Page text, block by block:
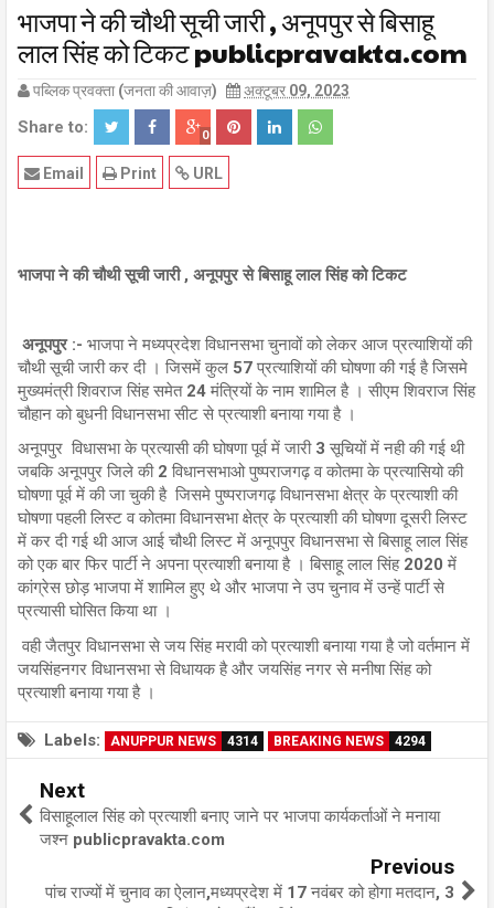
भाजपा ने की चौथी सूची जारी , अनूपपुर से बिसाहू
लाल सिंह को टिकट publicpravakta.com
पब्लिक प्रवक्ता (जनता की आवाज़) अक्टूबर 09, 2023
Share to: 0
URL
Print
Email
भाजपा ने की चौथी सूची जारी , अनूपपुर से बिसाहू लाल सिंह को टिकट
अनूपपुर :- भाजपा ने मध्यप्रदेश विधानसभा चुनावों को लेकर आज प्रत्याशियों की
चौथी सूची जारी कर दी । जिसमें कुल 57 प्रत्याशियों की घोषणा की गई है जिसमे
मुख्यमंत्री शिवराज सिंह समेत 24 मंत्रियों के नाम शामिल है । सीएम शिवराज सिंह
चौहान को बुधनी विधानसभा सीट से प्रत्याशी बनाया गया है ।
अनूपपुर विधासभा के प्रत्यासी की घोषणा पूर्व में जारी 3 सूचियों में नही की गई थी
जबकि अनूपपुर जिले की 2 विधानसभाओ पुष्पराजगढ़ व कोतमा के प्रत्यासियो की
घोषणा पूर्व में की जा चुकी है जिसमे पुष्पराजगढ़ विधानसभा क्षेत्र के प्रत्याशी की
घोषणा पहली लिस्ट व कोतमा विधानसभा क्षेत्र के प्रत्याशी की घोषणा दूसरी लिस्ट
में कर दी गई थी आज आई चौथी लिस्ट में अनूपपुर विधानसभा से बिसाहू लाल सिंह
को एक बार फिर पार्टी ने अपना प्रत्याशी बनाया है । बिसाहू लाल सिंह 2020 में
कांग्रेस छोड़ भाजपा में शामिल हुए थे और भाजपा ने उप चुनाव में उन्हें पार्टी से
प्रत्यासी घोसित किया था ।
वही जैतपुर विधानसभा से जय सिंह मरावी को प्रत्याशी बनाया गया है जो वर्तमान में
जयसिंहनगर विधानसभा से विधायक है और जयसिंह नगर से मनीषा सिंह को
प्रत्याशी बनाया गया है ।
Labels: ANUPPUR NEWS 4314 BREAKING NEWS 4294
Next
विसाहूलाल सिंह को प्रत्याशी बनाए जाने पर भाजपा कार्यकर्ताओं ने मनाया
जश्न publicpravakta.com
Previous
पांच राज्यों में चुनाव का ऐलान,मध्यप्रदेश में 17 नवंबर को होगा मतदान, 3